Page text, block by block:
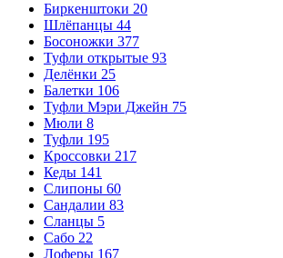
Биркенштоки 20
Шлёпанцы 44
Босоножки 377
Туфли открытые 93
Делёнки 25
Балетки 106
Туфли Мэри Джейн 75
Мюли 8
Туфли 195
Кроссовки 217
Кеды 141
Слипоны 60
Сандалии 83
Сланцы 5
Сабо 22
Лоферы 167